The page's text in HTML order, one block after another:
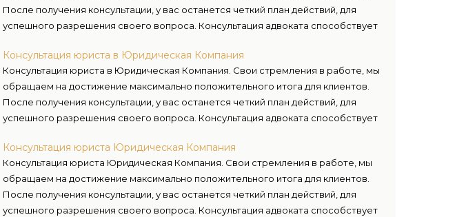
После получения консультации, у вас останется четкий план действий, для
успешного разрешения своего вопроса. Консультация адвоката способствует
Консультация юриста в Юридическая Компания
Консультация юриста в Юридическая Компания. Свои стремления в работе, мы
обращаем на достижение максимально положительного итога для клиентов.
После получения консультации, у вас останется четкий план действий, для
успешного разрешения своего вопроса. Консультация адвоката способствует
Консультация юриста Юридическая Компания
Консультация юриста Юридическая Компания. Свои стремления в работе, мы
обращаем на достижение максимально положительного итога для клиентов.
После получения консультации, у вас останется четкий план действий, для
успешного разрешения своего вопроса. Консультация адвоката способствует